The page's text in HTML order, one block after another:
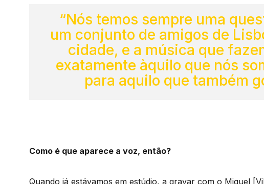
“Nós temos sempre uma
um conjunto de amigos de
cidade, e a música que
exatamente àquilo que nós
para aquilo que também
Como é que aparece a voz, então?
Quando já estávamos em estúdio, a gravar com o Miguel